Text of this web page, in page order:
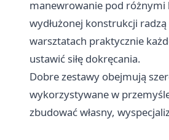
manewrowanie pod różnymi
wydłużonej konstrukcji
warsztatach praktycznie
ustawić siłę dokręcania.
Dobre zestawy obejmują
wykorzystywane w
zbudować własny,